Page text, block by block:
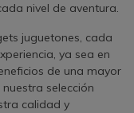
nivel de aventura.
juguetones, cada
ya sea en
de una mayor
selección
calidad y